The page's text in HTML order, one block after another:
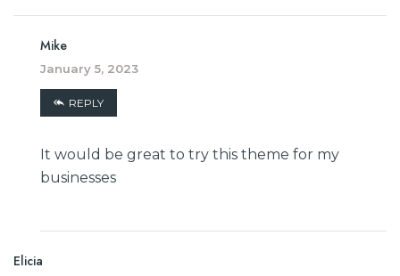
Mike
January 5, 2023
REPLY
It would be great to try this theme for my
businesses
Elicia